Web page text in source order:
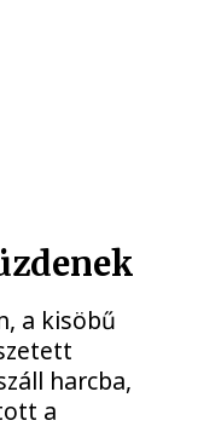
a kisöbű
harcba,
a